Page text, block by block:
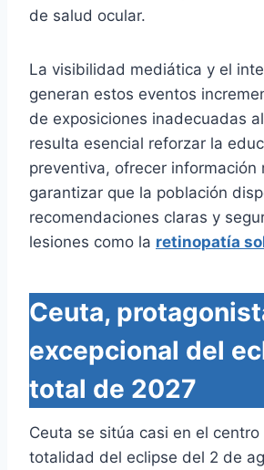
de salud ocular.
La visibilidad mediática y el
generan estos eventos
de exposiciones inadecuadas
resulta esencial reforzar la
preventiva, ofrecer información
garantizar que la población
recomendaciones claras y
lesiones como la retinopatía
Ceuta,
excepcional del
total de 2027
Ceuta se sitúa casi en el
totalidad del eclipse del 2 de